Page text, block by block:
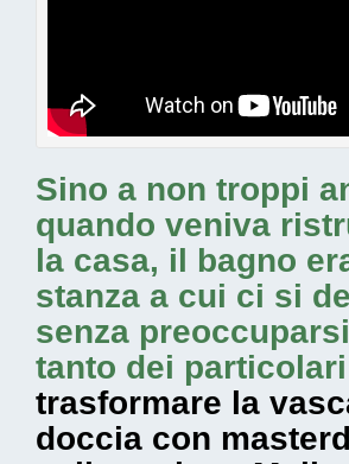
Sino a non troppi
quando veniva
la casa, il bagno
stanza a cui ci si
senza
tanto dei
trasformare la
doccia con